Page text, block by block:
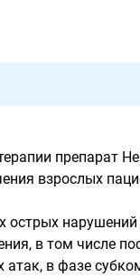
препарат
взрослых
острых
в том числе
атак, в фазе